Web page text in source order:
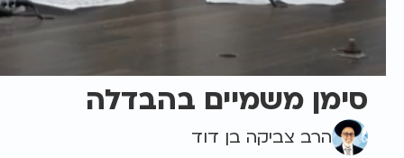
סימן משמיים בהבדלה
הרב צביקה בן דוד